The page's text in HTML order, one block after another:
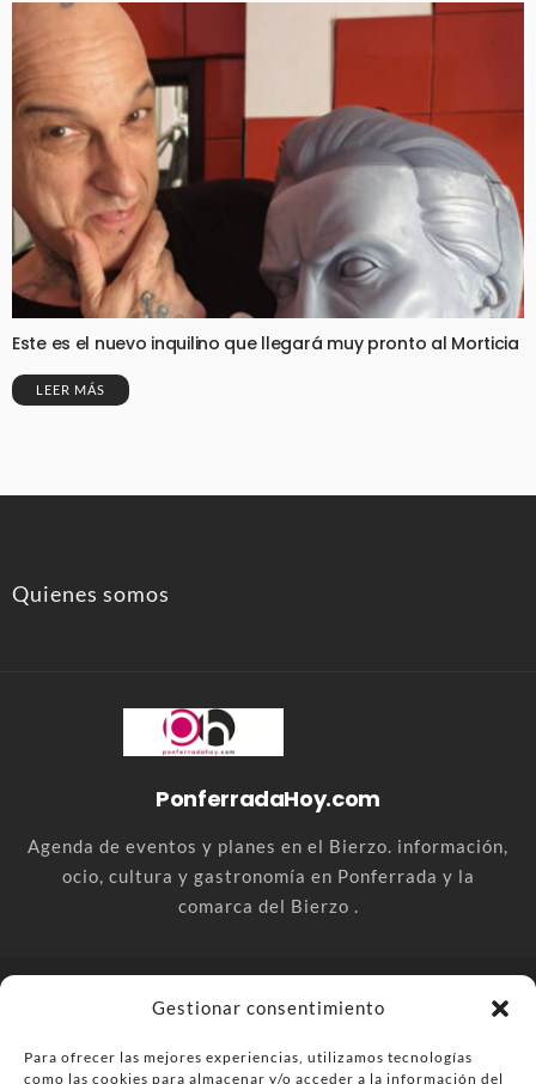
Gestionar consentimiento
Para ofrecer las mejores experiencias, utilizamos tecnologías
como las cookies para almacenar y/o acceder a la información del
Este es el nuevo inquilino que llegará muy pronto al Morticia
LEER MÁS
Quienes somos
PonferradaHoy.com
Agenda de eventos y planes en el Bierzo. información,
ocio, cultura y gastronomía en Ponferrada y la
comarca del Bierzo .
Anúnciate Más información sobre las cookies